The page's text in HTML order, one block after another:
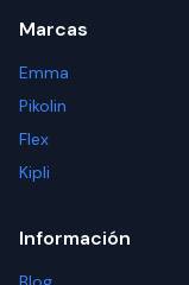
Marcas
Emma
Pikolin
Flex
Kipli
Información